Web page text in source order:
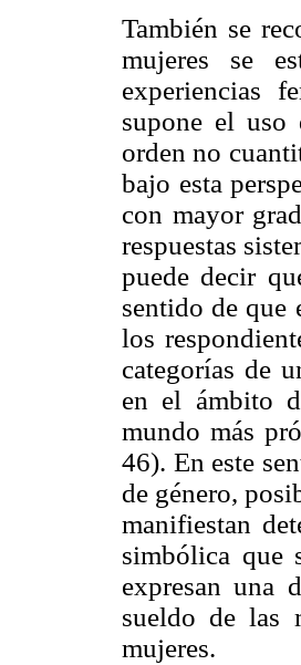
También se
mujeres se
experiencias
supone el uso
orden no
bajo esta
con mayor
respuestas
puede decir
sentido de que
los
categorías de
en el ámbito
mundo más
46). En este
de género,
manifiestan
simbólica que
expresan una
sueldo de las
mujeres.